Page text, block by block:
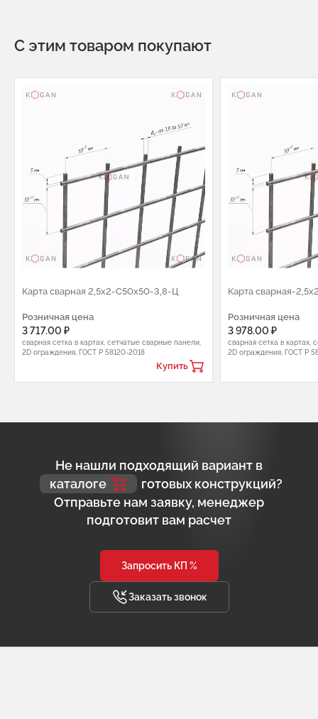
С этим товаром покупают
Карта сварная 2,5х2-С50х50-3,8-Ц
Розничная цена
3 717.00 ₽
сварная сетка в картах, сетчатые сварные панели,
2D ограждения, ГОСТ Р 58120-2018
Купить
Карта сварная-
Розничная цена
3 978.00 ₽
сварная сетка в картах,
2D ограждения, ГОСТ Р
Не нашли подходящий вариант в
каталоге
готовых конструкций?
Отправьте нам заявку, менеджер
подготовит вам расчет
Запросить КП %
Заказать звонок